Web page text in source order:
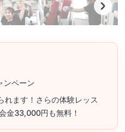
ンペーン
ます！さらの体験レッス
金33,000円も無料！